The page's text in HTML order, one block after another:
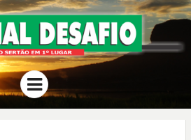
JORNAL
DESAFIO
O Sertão em 1º Lugar
Menu